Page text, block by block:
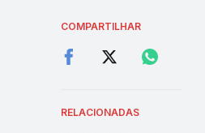
COMPARTILHAR
RELACIONADAS